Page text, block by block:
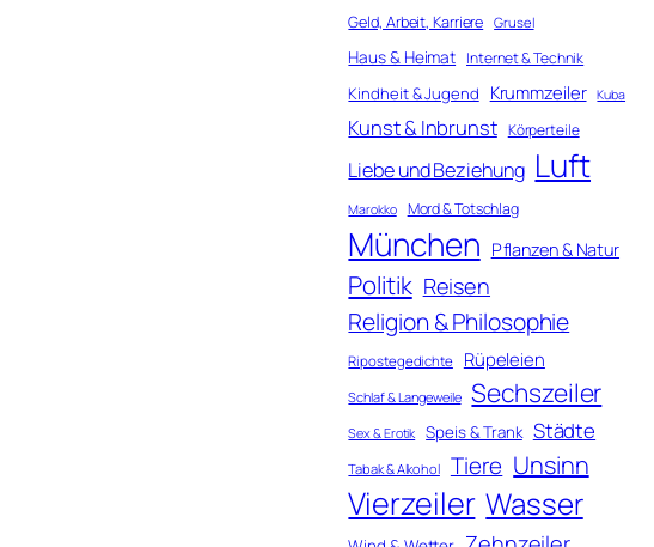
Geld, Arbeit, Karriere Grusel
Haus & Heimat Internet & Technik
Kindheit & Jugend Krummzeiler Kuba
Kunst & Inbrunst Körperteile
Liebe und Beziehung Luft
Marokko Mord & Totschlag
München Pflanzen & Natur
Politik Reisen
Religion & Philosophie
Ripostegedichte Rüpeleien
Schlaf & Langeweile Sechszeiler
Sex & Erotik Speis & Trank Städte
Tabak & Alkohol Tiere Unsinn
Vierzeiler Wasser